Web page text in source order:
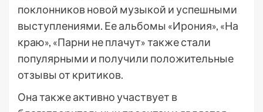
поклонников новой музыкой и успешными
выступлениями. Ее альбомы «Ирония», «На
краю», «Парни не плачут» также стали
популярными и получили положительные
отзывы от критиков.
Она также активно участвует в